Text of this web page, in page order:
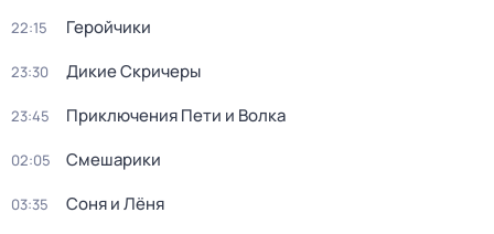
22:15 Геройчики
23:30 Дикие Скричеры
23:45 Приключения Пети и Волка
02:05 Смешарики
03:35 Соня и Лёня